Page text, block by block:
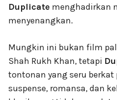
Duplicate menghadirkan
menyenangkan.
Mungkin ini bukan film
Shah Rukh Khan, tetapi
tontonan yang seru berkat
suspense, romansa, dan